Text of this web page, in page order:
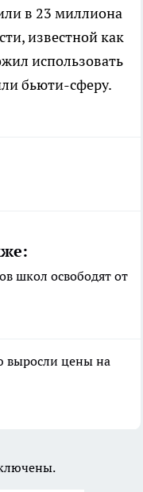
в 23 миллиона
известной как
использовать
бьюти-сферу.
школ освободят от
выросли цены на